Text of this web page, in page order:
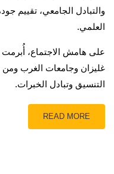
والتبادل الجامعي، تقييم
العلمي.
على هامش الاجتماع، أُبرمت
غليزان وجامعات الغرب ومن
التنسيق وتبادل الخبرات.
READ MORE